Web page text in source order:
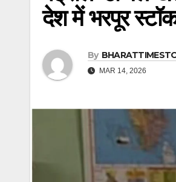
देश में भरपूर
By
MAR 14, 2026